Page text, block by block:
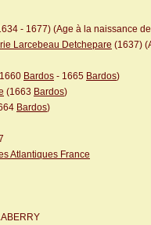
- 1677) (Age à la naissance
Larcebeau Detchepare (1637)
Bardos - 1665 Bardos)
(1663 Bardos)
Bardos)
Atlantiques France